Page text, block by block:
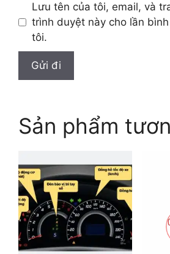
Lưu tên của tôi, email, và
trình duyệt này cho lần
tôi.
Sản phẩm